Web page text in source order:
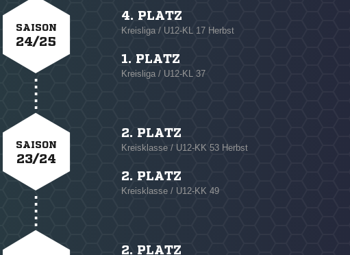
SAISON
24/25
4. PLATZ
Kreisliga / U12-KL 17 Herbst
1. PLATZ
Kreisliga / U12-KL 37
SAISON
23/24
2. PLATZ
Kreisklasse / U12-KK 53 Herbst
2. PLATZ
Kreisklasse / U12-KK 49
2. PLATZ